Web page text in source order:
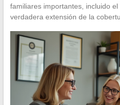
familiares importantes, incluido
verdadera extensión de la